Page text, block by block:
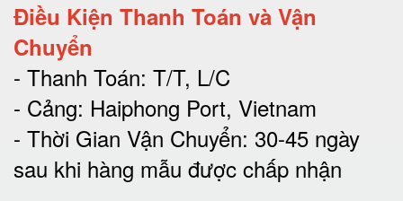
Điều Kiện Thanh Toán và Vận
Chuyển
- Thanh Toán: T/T, L/C
- Cảng: Haiphong Port, Vietnam
- Thời Gian Vận Chuyển: 30-45 ngày
sau khi hàng mẫu được chấp nhận